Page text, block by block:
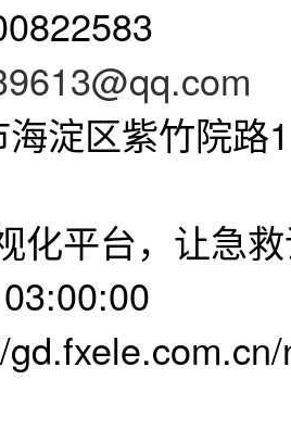
淀区紫竹院路
化平台，让急救